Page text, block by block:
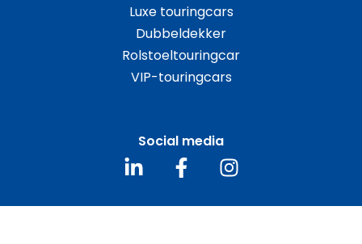
Luxe touringcars
Dubbeldekker
Rolstoeltouringcar
VIP-touringcars
Social media